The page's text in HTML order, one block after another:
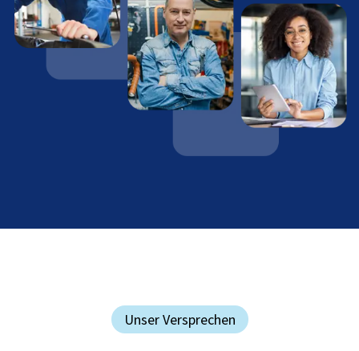
Unser Versprechen